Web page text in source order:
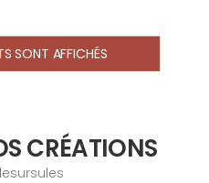
SONT AFFICHÉS
CRÉATIONS